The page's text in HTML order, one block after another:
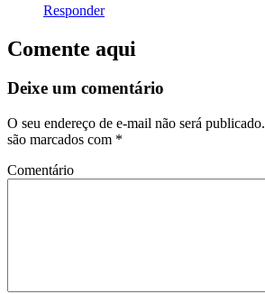
Responder
Comente aqui
Deixe um comentário
O seu endereço de e-mail não será publicado.
são marcados com *
Comentário